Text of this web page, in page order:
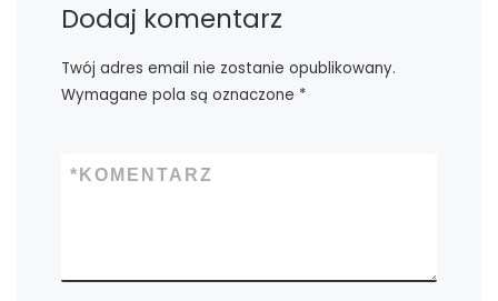
Dodaj komentarz
Twój adres email nie zostanie opublikowany.
Wymagane pola są oznaczone *
KOMENTARZ
*